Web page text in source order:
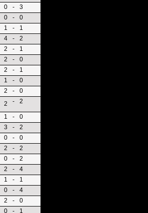
0 -
3
0 -
0
1 -
1
4 -
2
2 -
1
2 -
0
2 -
1
1 -
0
2 -
0
2 - 2
1 -
0
3 -
2
0 -
0
2 -
2
0 -
2
2 -
4
1 -
1
0 -
4
2 -
0
0 - 1